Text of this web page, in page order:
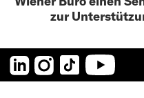
zur
LinkedInInstagram
TikTok